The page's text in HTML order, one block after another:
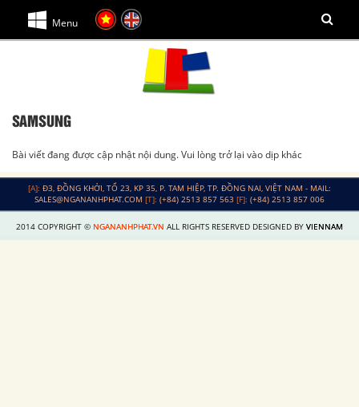
Menu
SAMSUNG
Bài viết đang được cập nhật nội dung. Vui lòng trở lại vào dịp khác
[A]: Đ3, ĐỒNG KHỞI, TỔ 23, KP 35, P. TAM HIỆP, TP. ĐỒNG NAI, VIỆT NAM - MAIL:
SALES@NGANANHPHAT.COM [T]: (+84) 2513 857 563 [F]: (+84) 2513 857 006
2014 COPYRIGHT © NGANANHPHAT.VN ALL RIGHTS RESERVED DESIGNED BY VIENNAM